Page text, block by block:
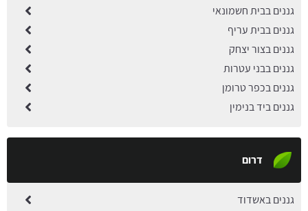
גננים בבית חשמונאי
גננים בבית עריף
גננים בצור יצחק
גננים בבני עטרות
גננים בכפר טרומן
גננים ביד בנימין
דרום
גננים באשדוד